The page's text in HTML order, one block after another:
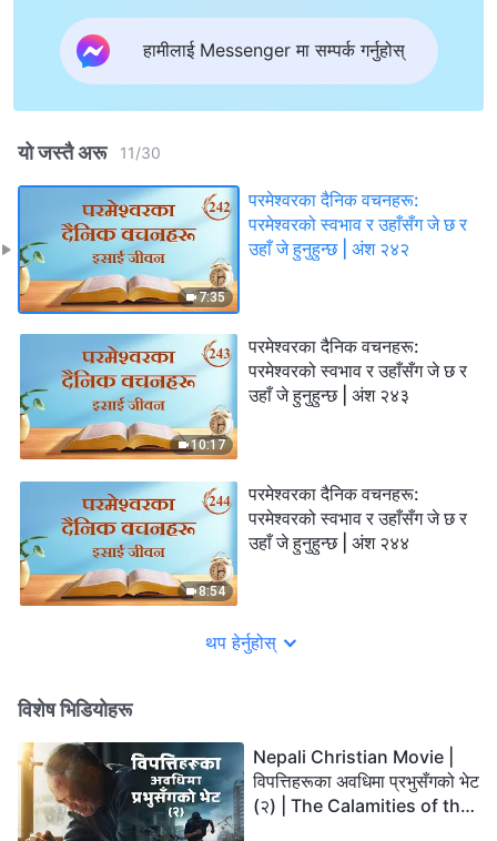
हामीलाई Messenger मा सम्पर्क गर्नुहोस्
यो जस्तै अरू 11/30
7:35
परमेश्‍वरका दैनिक वचनहरू:
परमेश्‍वरको स्वभाव र उहाँसँग जे छ र
उहाँ जे हुनुहुन्छ | अंश २४२
10:17
परमेश्‍वरका दैनिक वचनहरू:
परमेश्‍वरको स्वभाव र उहाँसँग जे छ र
उहाँ जे हुनुहुन्छ | अंश २४३
8:54
परमेश्‍वरका दैनिक वचनहरू:
परमेश्‍वरको स्वभाव र उहाँसँग जे छ र
उहाँ जे हुनुहुन्छ | अंश २४४
थप हेर्नुहोस्
विशेष भिडियोहरू
Nepali Christian Movie |
विपत्तिहरूका अवधिमा प्रभुसँगको भेट
(२) | The Calamities of the